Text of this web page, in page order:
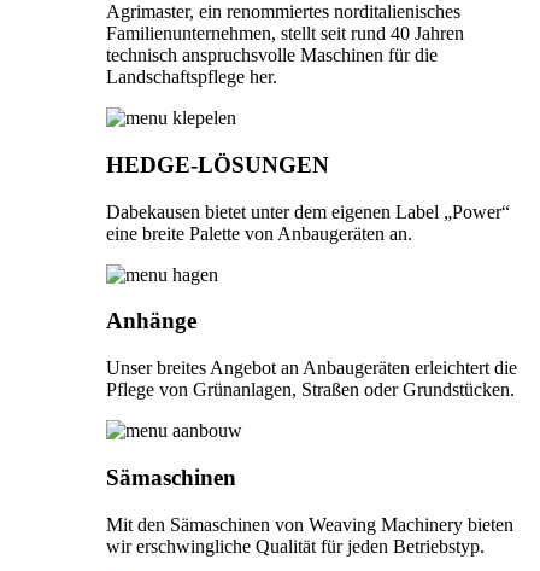
Agrimaster, ein renommiertes norditalienisches
Familienunternehmen, stellt seit rund 40 Jahren
technisch anspruchsvolle Maschinen für die
Landschaftspflege her.
HEDGE-LÖSUNGEN
Dabekausen bietet unter dem eigenen Label „Power“
eine breite Palette von Anbaugeräten an.
Anhänge
Unser breites Angebot an Anbaugeräten erleichtert die
Pflege von Grünanlagen, Straßen oder Grundstücken.
Sämaschinen
Mit den Sämaschinen von Weaving Machinery bieten
wir erschwingliche Qualität für jeden Betriebstyp.